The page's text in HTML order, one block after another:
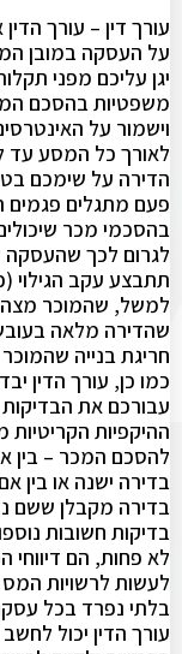
עורך דין – עורך הדין
על העסקה במובן
יגן עליכם מפני תקלות
משפטיות בהסכם
וישמור על
לאורך כל המסע עד
הדירה על שימכם
פעם מתגלים פגמים
בהסכמי מכר
לגרום לכך שהעסקה
תתבצע עקב הגילוי
למשל, שהמוכר
שהדירה מלאה
חריגת בנייה שהמוכר
כמו כן, עורך הדין
עבורכם את הבדיקות
ההיקפיות הקריטיות
להסכם המכר – בין
בדירה ישנה או בין
בדירה מקבלן ששם
בדיקות חשובות
לא פחות, הם דיווחי
לעשות לרשויות
בלתי נפרד בכל
עורך הדין יכול